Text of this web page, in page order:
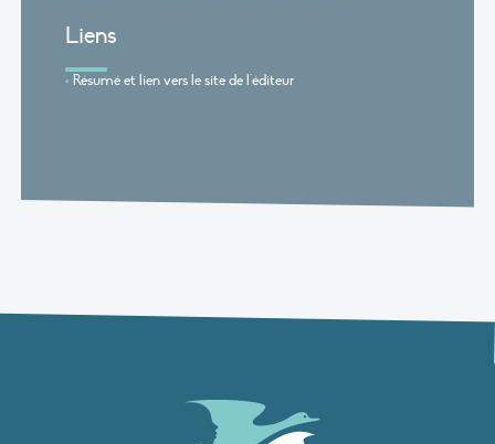
Liens
Résumé et lien vers le site de l'éditeur